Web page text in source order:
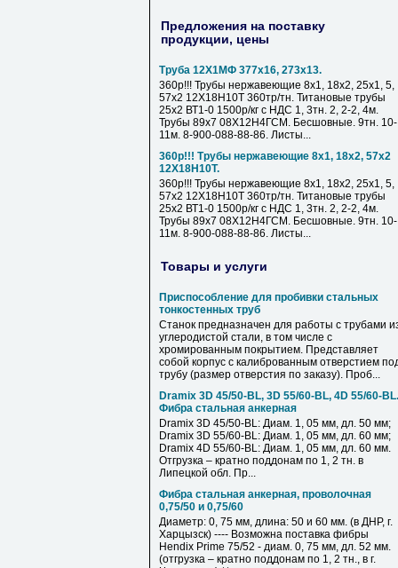
Предложения на поставку
продукции, цены
Труба 12Х1МФ 377х16, 273х13.
360р!!! Трубы нержавеющие 8х1, 18х2, 25х1, 5,
57х2 12Х18Н10Т 360тр/тн. Титановые трубы
25х2 ВТ1-0 1500р/кг с НДС 1, 3тн. 2, 2-2, 4м.
Трубы 89х7 08Х12Н4ГСМ. Бесшовные. 9тн. 10-
11м. 8-900-088-88-86. Листы...
360р!!! Трубы нержавеющие 8х1, 18х2, 57х2
12Х18Н10Т.
360р!!! Трубы нержавеющие 8х1, 18х2, 25х1, 5,
57х2 12Х18Н10Т 360тр/тн. Титановые трубы
25х2 ВТ1-0 1500р/кг с НДС 1, 3тн. 2, 2-2, 4м.
Трубы 89х7 08Х12Н4ГСМ. Бесшовные. 9тн. 10-
11м. 8-900-088-88-86. Листы...
Товары и услуги
Приспособление для пробивки стальных
тонкостенных труб
Станок предназначен для работы с трубами
углеродистой стали, в том числе с
хромированным покрытием. Представляет
собой корпус с калиброванным отверстием
трубу (размер отверстия по заказу). Проб...
Dramix 3D 45/50-BL, 3D 55/60-BL, 4D 55/60-BL.
Фибра стальная анкерная
Dramix 3D 45/50-BL: Диам. 1, 05 мм, дл. 50 мм;
Dramix 3D 55/60-BL: Диам. 1, 05 мм, дл. 60 мм;
Dramix 4D 55/60-BL: Диам. 1, 05 мм, дл. 60 мм.
Отгрузка – кратно поддонам по 1, 2 тн. в
Липецкой обл. Пр...
Фибра стальная анкерная, проволочная
0,75/50 и 0,75/60
Диаметр: 0, 75 мм, длина: 50 и 60 мм. (в ДНР, г.
Харцызск) ---- Возможна поставка фибры
Hendix Prime 75/52 - диам. 0, 75 мм, дл. 52 мм.
(отгрузка – кратно поддонам по 1, 2 тн., в г.